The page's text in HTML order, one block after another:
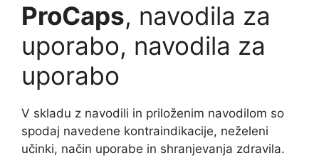
ProCaps, navodila za
uporabo, navodila za
uporabo
V skladu z navodili in priloženim navodilom so
spodaj navedene kontraindikacije, neželeni
učinki, način uporabe in shranjevanja zdravila.